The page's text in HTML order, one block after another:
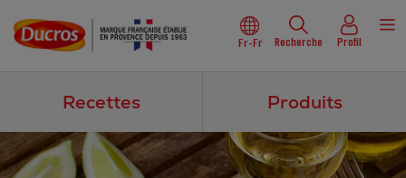
Fr-Fr Recherche Profil
Recettes Produits